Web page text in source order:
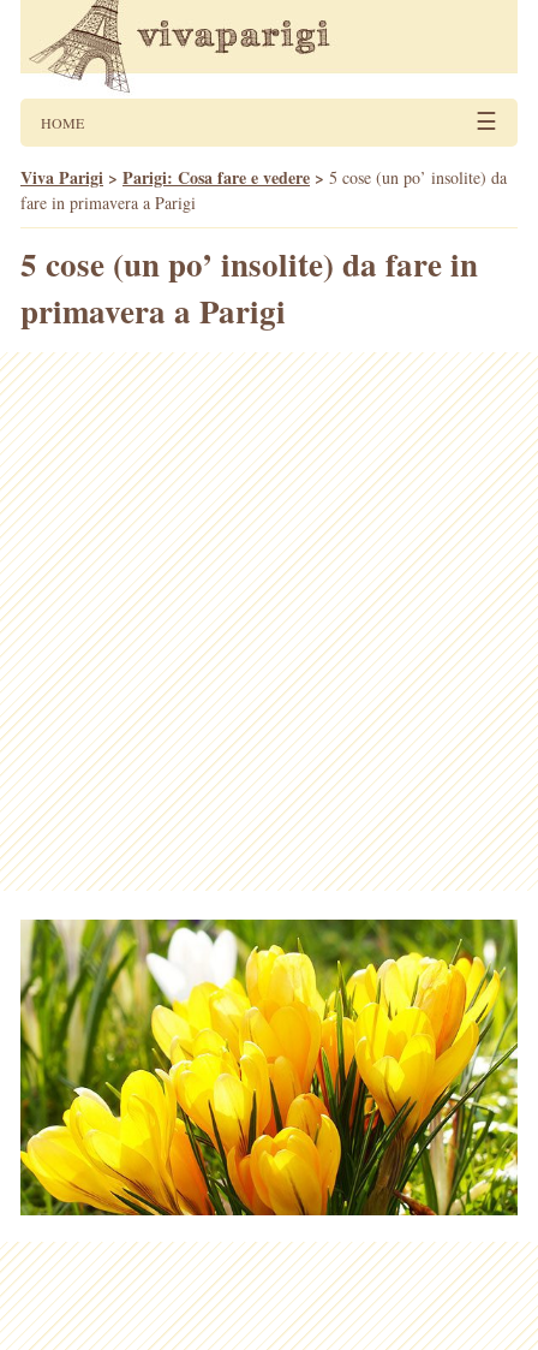
HOME ☰
Viva Parigi > Parigi: Cosa fare e vedere > 5 cose (un po’ insolite) da
fare in primavera a Parigi
5 cose (un po’ insolite) da fare in
primavera a Parigi